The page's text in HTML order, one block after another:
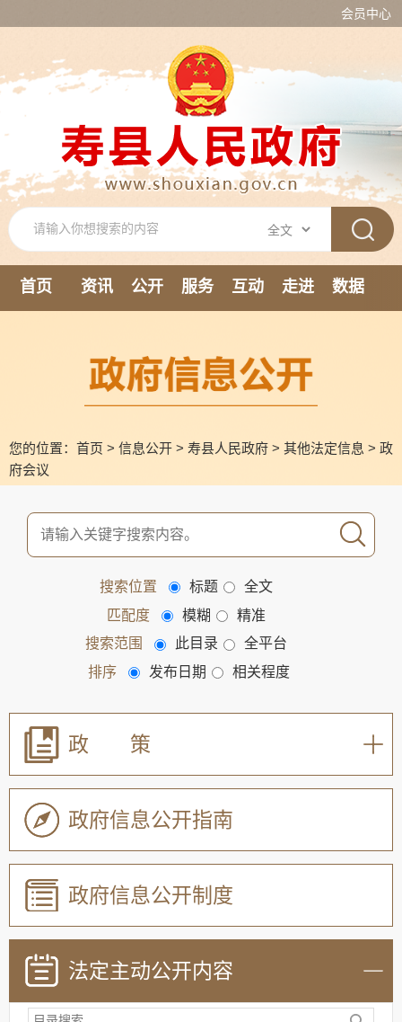
会员中心
首页 资讯 公开 服务 互动 走进
数据
您的位置： 首页 > 信息公开 > 寿县人民政府 > 其他法定信息 > 政
府会议
搜索位置 标题
全文
匹配度
模糊
精准
搜索范围
此目录
全平台
排序
发布日期 相关程度
政 策
政府信息公开指南
政府信息公开制度
法定主动公开内容
机关简介
政策